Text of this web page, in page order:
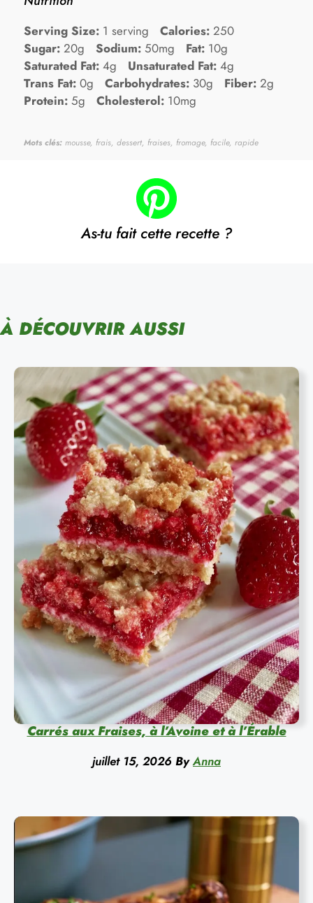
Serving Size: 1 serving Calories: 250
Sugar: 20g Sodium: 50mg Fat: 10g
Saturated Fat: 4g Unsaturated Fat: 4g
Trans Fat: 0g Carbohydrates: 30g Fiber: 2g
Protein: 5g Cholesterol: 10mg
Mots clés: mousse, frais, dessert, fraises, fromage, facile, rapide
As-tu fait cette recette ?
À DÉCOUVRIR AUSSI
Carrés aux Fraises, à l’Avoine et à l’Érable
juillet 15, 2026 By Anna